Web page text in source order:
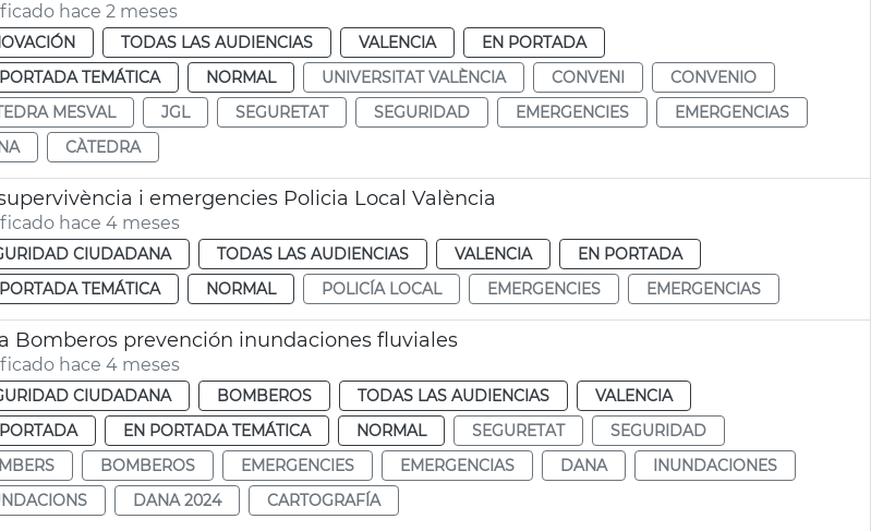
hace 2 meses
TODAS LAS AUDIENCIAS VALENCIA
EN PORTADA
TEMÁTICA
NORMAL UNIVERSITAT VALÈNCIA CONVENI
CONVENIO
MESVAL
JGL SEGURETAT SEGURIDAD EMERGENCIES
EMERGENCIAS
CÀTEDRA
i emergencies Policia Local València
hace 4 meses
CIUDADANA TODAS LAS AUDIENCIAS VALENCIA
EN PORTADA
TEMÁTICA
NORMAL POLICÍA LOCAL EMERGENCIES EMERGENCIAS
Bomberos prevención inundaciones fluviales
hace 4 meses
CIUDADANA BOMBEROS TODAS LAS AUDIENCIAS
VALENCIA
EN PORTADA TEMÁTICA NORMAL SEGURETAT
SEGURIDAD
BOMBEROS EMERGENCIES EMERGENCIAS DANA
INUNDACIONES
DANA 2024 CARTOGRAFÍA